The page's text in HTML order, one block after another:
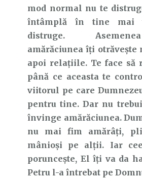
mod normal nu te
întâmplă în tine mai
distruge.
amărăciunea îți
apoi relațiile. Te face să
până ce aceasta te
viitorul pe care
pentru tine. Dar nu
învinge amărăciunea.
nu mai fim amărâți,
mânioși pe alții. Iar
poruncește, El îți va da
Petru l-a întrebat pe